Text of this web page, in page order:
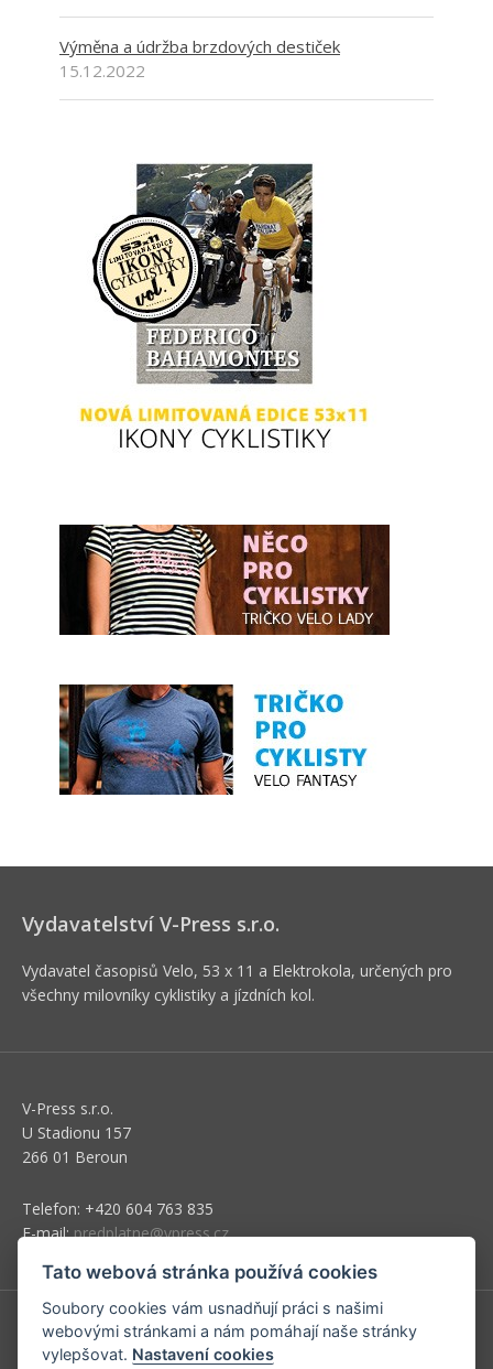
Výměna a údržba brzdových destiček
15.12.2022
Vydavatelství V-Press s.r.o.
Vydavatel časopisů Velo, 53 x 11 a Elektrokola, určených pro
všechny milovníky cyklistiky a jízdních kol.
V-Press s.r.o.
U Stadionu 157
266 01 Beroun
Telefon: +420 604 763 835
E-mail:predplatne@vpress.cz
Redakce
Tato webová stránka používá cookies
Soubory cookies vám usnadňují práci s našimi
webovými stránkami a nám pomáhají naše stránky
vylepšovat. Nastavení cookies